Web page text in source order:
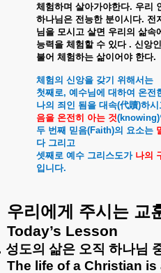
체험하며 살아가야한다. 우리
하나님은 전능한 분이시다. 전
님을 모시고 살면 우리의 삶속
능력을 체험할 수 있다 . 신앙
불어 체험하는 삶이어야 한다.
체험의 신앙을 갖기 위해서는
첫째로, 예수님에 대하여 온전
나의 죄인 됨을 대속(代贖)하시
음을 온전히 아는 것(knowing)
두 번째 믿음(Faith)의 요소는
다 그리고
셋째로 예수 그리스도가 나의
입니다.
우리에게 주시는 교
Today’s Lesson
성도의 삶은 오직 하나님
The life of a Christian